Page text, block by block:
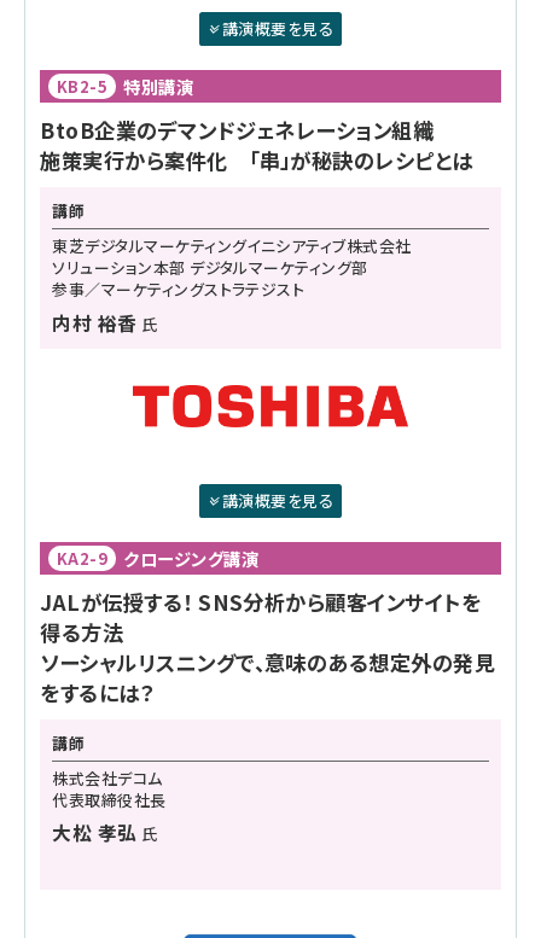
講演概要を見る
KB2-5 特別講演
BtoB企業のデマンドジェネレーション組織
施策実行から案件化 「串」が秘訣のレシピとは
講師
東芝デジタルマーケティングイニシアティブ株式会社
ソリューション本部 デジタルマーケティング部
参事／マーケティングストラテジスト
内村 裕香 氏
講演概要を見る
KA2-9 クロージング講演
JALが伝授する！ SNS分析から顧客インサイトを
得る方法
ソーシャルリスニングで、意味のある想定外の発見
をするには？
講師
株式会社デコム
代表取締役社長
大松 孝弘 氏